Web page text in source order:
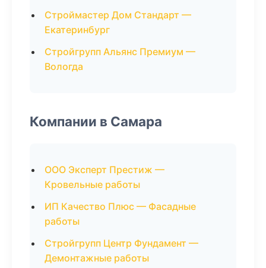
Строймастер Дом Стандарт —
Екатеринбург
Стройгрупп Альянс Премиум —
Вологда
Компании в Самара
ООО Эксперт Престиж —
Кровельные работы
ИП Качество Плюс — Фасадные
работы
Стройгрупп Центр Фундамент —
Демонтажные работы